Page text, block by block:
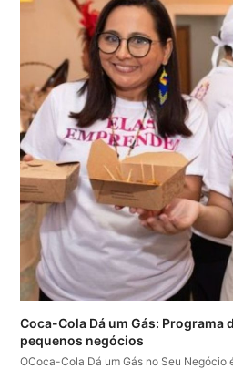
Coca-Cola Dá um Gás: Programa
pequenos negócios
OCoca-Cola Dá um Gás no Seu Negócio